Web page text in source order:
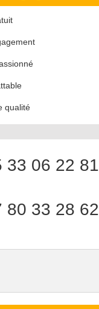
qualité
33 06 22 81
80 33 28 62